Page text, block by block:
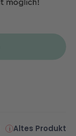
Altes Produkt